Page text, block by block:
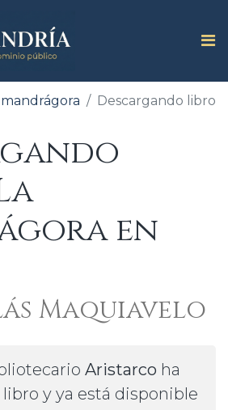
mandrágora Descargando libro
en
Maquiavelo
Aristarco ha
y ya está disponible